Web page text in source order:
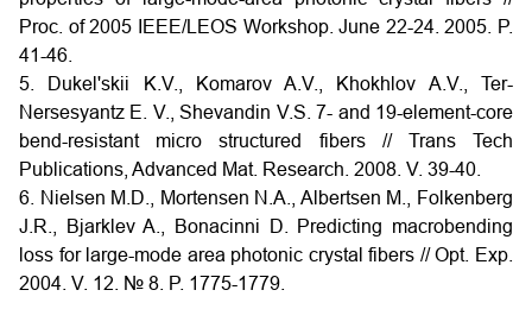
Proc. of 2005 IEEE/LEOS Workshop. June 22-24. 2005. P.
41-46.
5. Dukel'skii K.V., Komarov A.V., Khokhlov A.V., Ter-
Nersesyantz E. V., Shevandin V.S. 7- and 19-element-core
bend-resistant micro structured fibers // Trans Tech
Publications, Advanced Mat. Research. 2008. V. 39-40.
6. Nielsen M.D., Mortensen N.A., Albertsen M., Folkenberg
J.R., Bjarklev A., Bonacinni D. Predicting macrobending
loss for large-mode area photonic crystal fibers // Opt. Exp.
2004. V. 12. № 8. P. 1775-1779.